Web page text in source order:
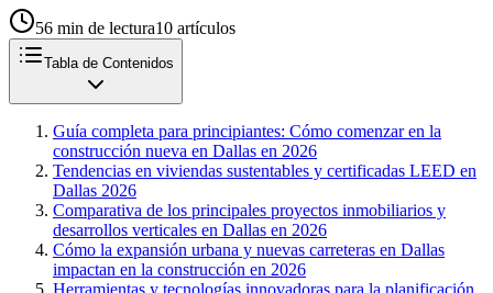
56 min de lectura10 artículos
Tabla de Contenidos
Guía completa para principiantes: Cómo comenzar en la
construcción nueva en Dallas en 2026
Tendencias en viviendas sustentables y certificadas LEED en
Dallas 2026
Comparativa de los principales proyectos inmobiliarios y
desarrollos verticales en Dallas en 2026
Cómo la expansión urbana y nuevas carreteras en Dallas
impactan en la construcción en 2026
Herramientas y tecnologías innovadoras para la planificación